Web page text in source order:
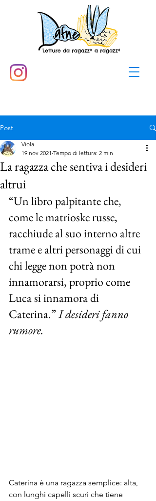
Post
La ragazza che sentiva i desideri
altrui
Viola
19 nov 2021 Tempo di lettura: 2 min
“Un libro palpitante che,
come le matrioske russe,
racchiude al suo interno altre
trame e altri personaggi di cui
chi legge non potrà non
innamorarsi, proprio come
Luca si innamora di
Caterina.” I desideri fanno
rumore.
Caterina è una ragazza semplice: alta,
con lunghi capelli scuri che tiene